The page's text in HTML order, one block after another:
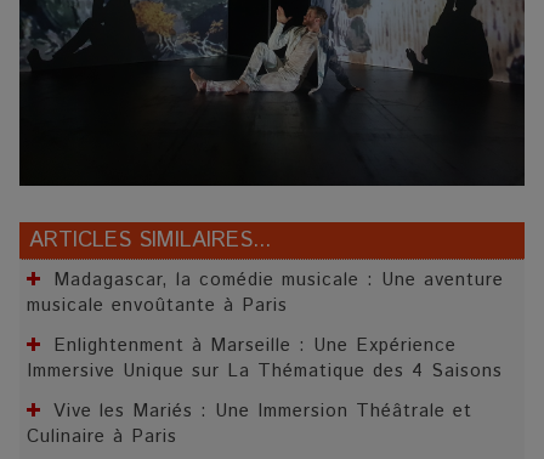
ARTICLES SIMILAIRES...
Madagascar, la comédie musicale : Une aventure
musicale envoûtante à Paris
Enlightenment à Marseille : Une Expérience
Immersive Unique sur La Thématique des 4 Saisons
Vive les Mariés : Une Immersion Théâtrale et
Culinaire à Paris